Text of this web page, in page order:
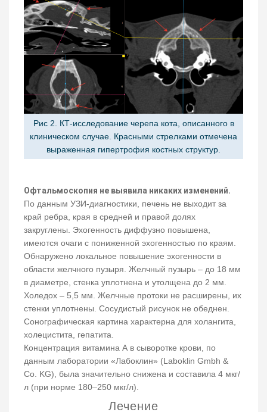
Рис 2. КТ-исследование черепа кота, описанного в
клиническом случае. Красными стрелками отмечена
выраженная гипертрофия костных структур.
Офтальмоскопия не выявила никаких изменений.
По данным УЗИ-диагностики, печень не выходит за
край ребра, края в средней и правой долях
закруглены. Эхогенность диффузно повышена,
имеются очаги с пониженной эхогенностью по краям.
Обнаружено локальное повышение эхогенности в
области желчного пузыря. Желчный пузырь – до 18 мм
в диаметре, стенка уплотнена и утолщена до 2 мм.
Холедох – 5,5 мм. Желчные протоки не расширены, их
стенки уплотнены. Сосудистый рисунок не обеднен.
Сонографическая картина характерна для холангита,
холецистита, гепатита.
Концентрация витамина А в сыворотке крови, по
данным лаборатории «Лабоклин» (Laboklin Gmbh &
Co. KG), была значительно снижена и составила 4 мкг/
л (при норме 180–250 мкг/л).
Лечение